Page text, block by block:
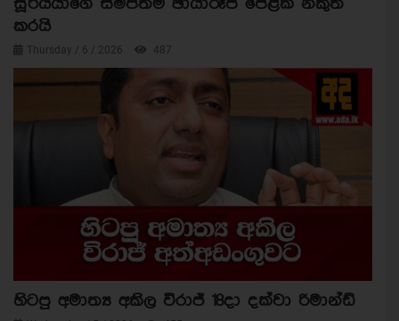
සූර්යයාගේ සමීපතම ඡායාරූප පෙළක් නිකුත්
කරයි
Thursday / 6 / 2026 487
හිටපු අමාත්‍ය අකිල විරාජ් 18දා දක්වා රිමාන්ඩ්